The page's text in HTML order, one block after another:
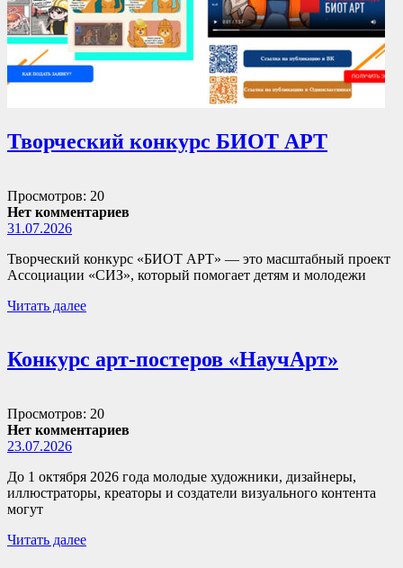
Творческий конкурс БИОТ АРТ
Просмотров: 20
Нет комментариев
31.07.2026
Творческий конкурс «БИОТ АРТ» — это масштабный проект
Ассоциации «СИЗ», который помогает детям и молодежи
Читать далее
Конкурс арт-постеров «НаучАрт»
Просмотров: 20
Нет комментариев
23.07.2026
До 1 октября 2026 года молодые художники, дизайнеры,
иллюстраторы, креаторы и создатели визуального контента
могут
Читать далее